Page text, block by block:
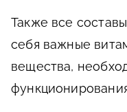
Также все
себя важные
вещества,